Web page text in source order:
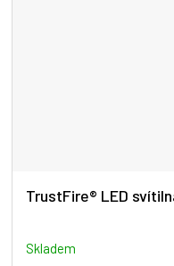
TrustFire® LED
Skladem